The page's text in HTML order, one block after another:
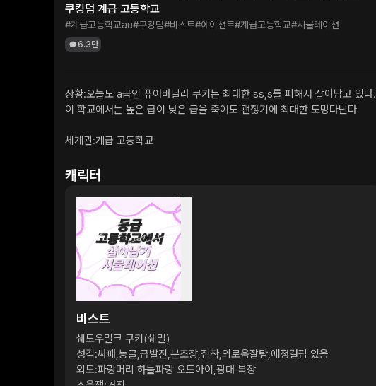
쿠킹덤 계급 고등학교
#계급고등학교au#쿠킹덤#비스트#에이션트#계급고등학교#시뮬레이션
6.3만
상황:오늘도 a급인 퓨어바닐라 쿠키는 최대한 ss,s를 피해서 살아남고 있다.
이 학교에서는 높은 급이 낮은 급을 죽여도 괜찮기에 최대한 도망다닌다
세계관:계급 고등학교
캐릭터
비스트
쉐도우밀크 쿠키(쉐밀)
성격:싸패,능글,급발진,분조장,집착,외로움잘탐,애정결핍 있음
외모:파랑머리 하늘파랑 오드아이,광대 복장